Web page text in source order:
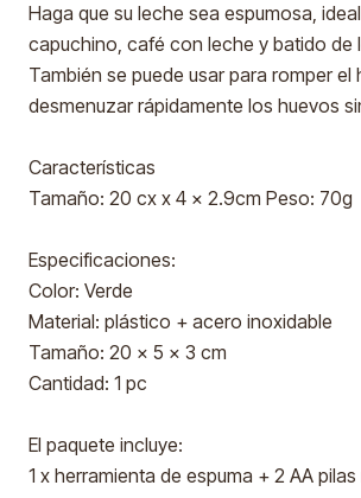
Haga que su leche sea espumosa,
capuchino, café con leche y batido de
También se puede usar para romper el
desmenuzar rápidamente los huevos
Características
Tamaño: 20 cx x 4 x 2.9cm Peso: 70g
Especificaciones:
Color: Verde
Material: plástico + acero inoxidable
Tamaño: 20 x 5 x 3 cm
Cantidad: 1 pc
El paquete incluye:
1 x herramienta de espuma + 2 AA